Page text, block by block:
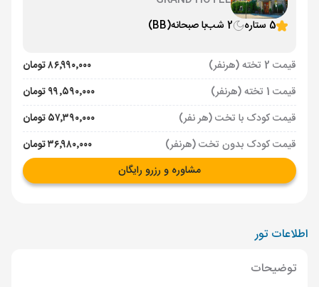
5 ستاره
2 شب با صبحانه(BB)
قیمت 2 تخته (هرنفر)
۸۶٬۹۹۰٬۰۰۰ تومان
قیمت 1 تخته (هرنفر)
۹۹٬۵۹۰٬۰۰۰ تومان
قیمت کودک با تخت (هر نفر)
۵۷٬۳۹۰٬۰۰۰ تومان
قیمت کودک بدون تخت (هرنفر)
۳۶٬۹۸۰٬۰۰۰ تومان
مشاوره و رزرو رایگان
اطلاعات تور
توضیحات